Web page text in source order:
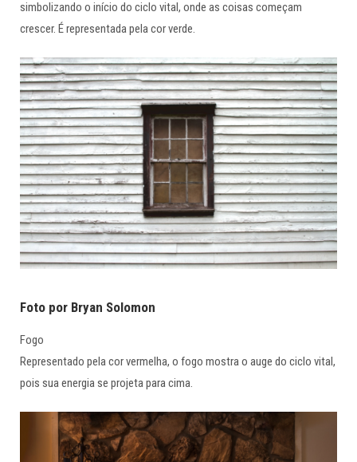
simbolizando o início do ciclo vital, onde as coisas começam
crescer. É representada pela cor verde.
Foto por Bryan Solomon
Fogo
Representado pela cor vermelha, o fogo mostra o auge do ciclo vital,
pois sua energia se projeta para cima.